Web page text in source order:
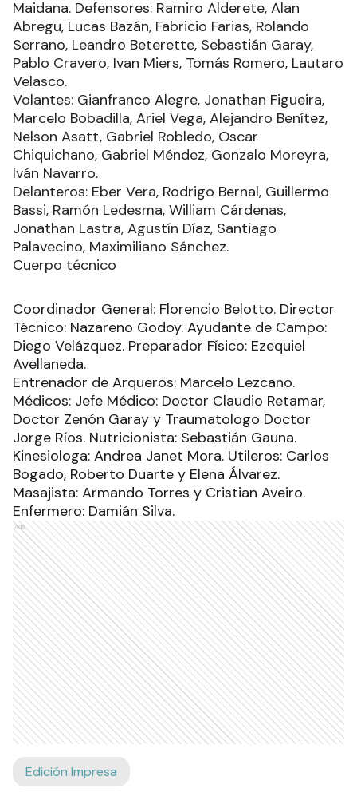
Maidana. Defensores: Ramiro Alderete, Alan
Abregu, Lucas Bazán, Fabricio Farias, Rolando
Serrano, Leandro Beterette, Sebastián Garay,
Pablo Cravero, Ivan Miers, Tomás Romero, Lautaro
Velasco.
Volantes: Gianfranco Alegre, Jonathan Figueira,
Marcelo Bobadilla, Ariel Vega, Alejandro Benítez,
Nelson Asatt, Gabriel Robledo, Oscar
Chiquichano, Gabriel Méndez, Gonzalo Moreyra,
Iván Navarro.
Delanteros: Eber Vera, Rodrigo Bernal, Guillermo
Bassi, Ramón Ledesma, William Cárdenas,
Jonathan Lastra, Agustín Díaz, Santiago
Palavecino, Maximiliano Sánchez.
Cuerpo técnico
Coordinador General: Florencio Belotto. Director
Técnico: Nazareno Godoy. Ayudante de Campo:
Diego Velázquez. Preparador Físico: Ezequiel
Avellaneda.
Entrenador de Arqueros: Marcelo Lezcano.
Médicos: Jefe Médico: Doctor Claudio Retamar,
Doctor Zenón Garay y Traumatologo Doctor
Jorge Ríos. Nutricionista: Sebastián Gauna.
Kinesiologa: Andrea Janet Mora. Utileros: Carlos
Bogado, Roberto Duarte y Elena Álvarez.
Masajista: Armando Torres y Cristian Aveiro.
Enfermero: Damián Silva.
Ads
Edición Impresa